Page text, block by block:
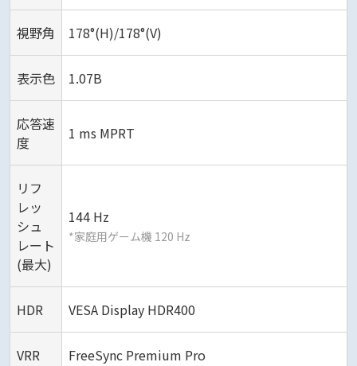
視野角 178°(H)/178°(V)
表示色 1.07B
応答速
度
1 ms MPRT
リフ
レッ
シュ
レート
(最大)
144 Hz
*家庭用ゲーム機 120 Hz
HDR VESA Display HDR400
VRR FreeSync Premium Pro